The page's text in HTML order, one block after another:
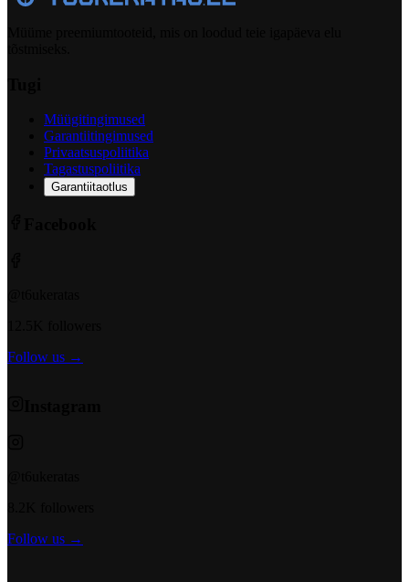
Müügitingimused
Garantiitingimused
Privaatsuspoliitika
Tagastuspoliitika
Garantiitaotlus
Follow us →
Follow us →